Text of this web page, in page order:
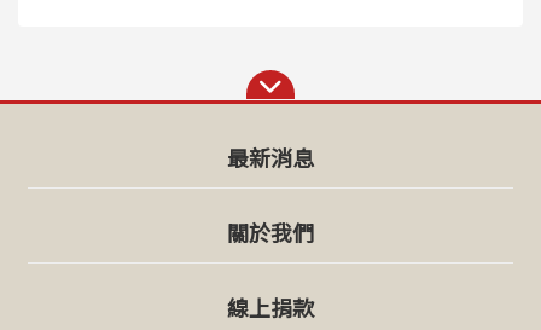
最新消息
關於我們
線上捐款